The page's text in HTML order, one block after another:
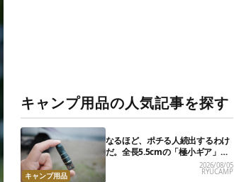
キャンプ用品の人気記事を探す
キャンプ用品
なるほど、ポチる人続出するわけ
だ。全長5.5cmの「極小ギア」を
使って分かったほんとの魅力2026/08/05
RYUCAMP